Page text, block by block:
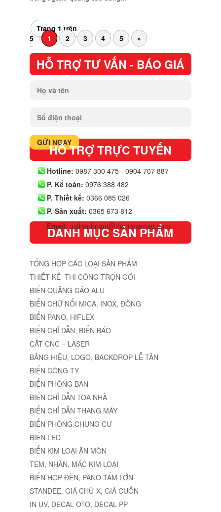
Trang 1 trên
5
1 2 3 4 5 »
HỖ TRỢ TƯ VẤN - BÁO GIÁ
HỖ TRỢ TRỰC TUYẾN
Hotline: 0987 300 475 - 0904 707 887
P. Kế toán: 0976 388 482
P. Thiết kế: 0366 085 026
P. Sản xuất: 0365 673 812
Email: qcthanhnam@thanhnamad.com
DANH MỤC SẢN PHẨM
TỔNG HỢP CÁC LOẠI SẢN PHẨM
THIẾT KẾ -THI CÔNG TRỌN GÓI
BIỂN QUẢNG CÁO ALU
BIỂN CHỮ NỔI MICA, INOX, ĐỒNG
BIỂN PANO, HIFLEX
BIỂN CHỈ DẪN, BIỂN BÁO
CẮT CNC – LASER
BẢNG HIỆU, LOGO, BACKDROP LỄ TÂN
BIỂN CÔNG TY
BIỂN PHÒNG BAN
BIỂN CHỈ DẪN TÒA NHÀ
BIỂN CHỈ DẪN THANG MÁY
BIỂN PHÒNG CHUNG CƯ
BIỂN LED
BIỂN KIM LOẠI ĂN MÒN
TEM, NHÃN, MÁC KIM LOẠI
BIỂN HỘP ĐÈN, PANO TẤM LỚN
STANDEE, GIÁ CHỮ X, GIÁ CUỐN
IN UV, DECAL OTO, DECAL PP